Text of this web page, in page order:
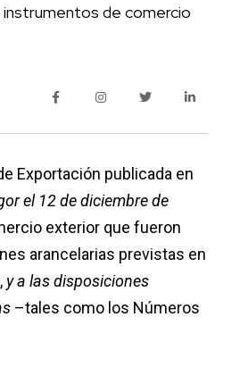
instrumentos de comercio
Exportación publicada en
el 12 de diciembre de
exterior que fueron
arancelarias previstas en
y a las disposiciones
–tales como los Números